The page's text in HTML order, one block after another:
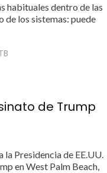
habituales dentro de las
de los sistemas: puede
de Trump
Presidencia de EE.UU.
en West Palm Beach,